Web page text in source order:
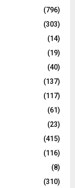
(796)
(303)
(14)
(19)
(40)
(137)
(117)
(61)
(23)
(415)
(116)
(8)
(310)